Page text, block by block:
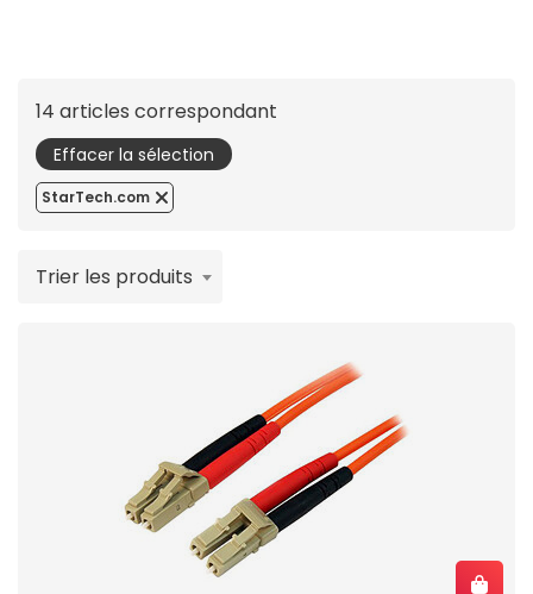
14 articles correspondant
Effacer la sélection
StarTech.com
Trier les produits